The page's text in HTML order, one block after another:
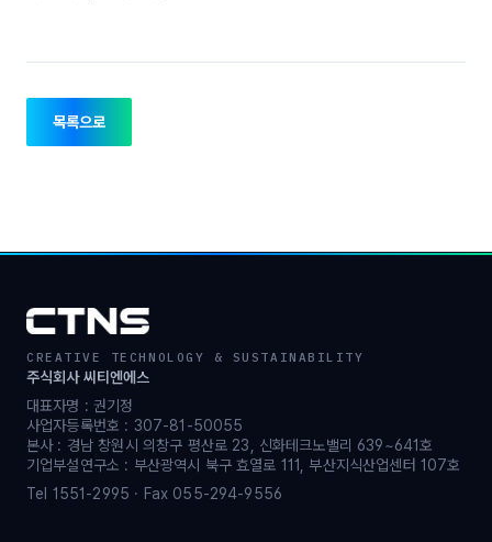
목록으로
CREATIVE TECHNOLOGY & SUSTAINABILITY
주식회사 씨티엔에스
대표자명 : 권기정
사업자등록번호 : 307-81-50055
본사 : 경남 창원시 의창구 평산로 23, 신화테크노밸리 639~641호
기업부설연구소 : 부산광역시 북구 효열로 111, 부산지식산업센터 107호
Tel 1551-2995 · Fax 055-294-9556